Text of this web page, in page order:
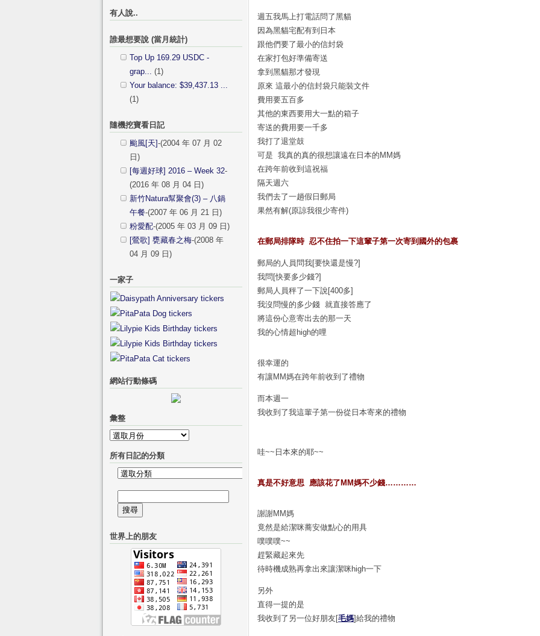
週五我馬上打電話問了黑貓
因為黑貓宅配有到日本
跟他們要了最小的信封袋
在家打包好準備寄送
拿到黑貓那才發現
原來 這最小的信封袋只能裝文件
費用要五百多
其他的東西要用大一點的箱子
寄送的費用要一千多
我打了退堂鼓
可是 我真的真的很想讓遠在日本的MM媽
在跨年前收到這祝福
隔天週六
我們去了一趟假日郵局
果然有解(原諒我很少寄件)
在郵局排隊時 忍不住拍一下這輩子第一次寄到國外的包裹
郵局的人員問我[要快還是慢?]
我問[快要多少錢?]
郵局人員秤了一下說[400多]
我沒問慢的多少錢 就直接答應了
將這份心意寄出去的那一天
我的心情超high的哩
很幸運的
有讓MM媽在跨年前收到了禮物
而本週一
我收到了我這輩子第一份從日本寄來的禮物
哇~~日本來的耶~~
真是不好意思 應該花了MM媽不少錢…………
謝謝MM媽
竟然是給潔咪蕎安做點心的用具
噗噗噗~~
趕緊藏起來先
待時機成熟再拿出來讓潔咪high一下
另外
直得一提的是
我收到了另一位好朋友[毛媽]給我的禮物
有人說..
誰最想要說 (當月統計)
Top Up 169.29 USDC -
grap... (1)
Your balance: $39,437.13 ...
(1)
隨機挖寶看日記
颱風[天]-(2004 年 07 月 02
日)
[每週好球] 2016 – Week 32-
(2016 年 08 月 04 日)
新竹Natura幫聚會(3) – 八鍋
午餐-(2007 年 06 月 21 日)
粉愛配-(2005 年 03 月 09 日)
[鶯歌] 甕藏春之梅-(2008 年
04 月 09 日)
一家子
網站行動條碼
彙整
彙
整
所有日記的分類
所
日
記
分
尋
鍵
世界上的朋友